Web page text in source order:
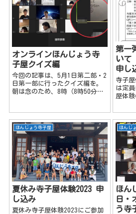
たり
オンラインほんじょう寺
子屋クイズ編
今回の記事は、5月1日第二部・2
日第一部に行ったクイズ編を。
朝は念のため、8時（8時50分頃
の他に、14時からは反省会や翌
日の予行練習が...
第一
いて
申し
寺子屋体験 ８月８
は定員
屋体
いる保護
ご理
m(__)m ８月２日も参加
は、
ほんじょう寺子屋
夏休み寺子屋体験2023 申
し込み
夏休み寺子屋体験2023にご参加
ほんじ
ほん
日・
う寺